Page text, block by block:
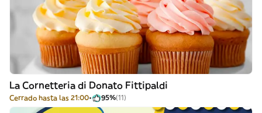
La Cornetteria di Donato Fittipaldi
Cerrado hasta las 21:00 95%(11)